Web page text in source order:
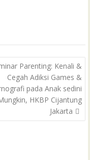
o
M
i
t
a
g
e
e
d
I
n
e
r
e
s
t
Parenting: Kenali &
Cegah Adiksi Games &
pada Anak sedini
HKBP Cijantung
Jakarta